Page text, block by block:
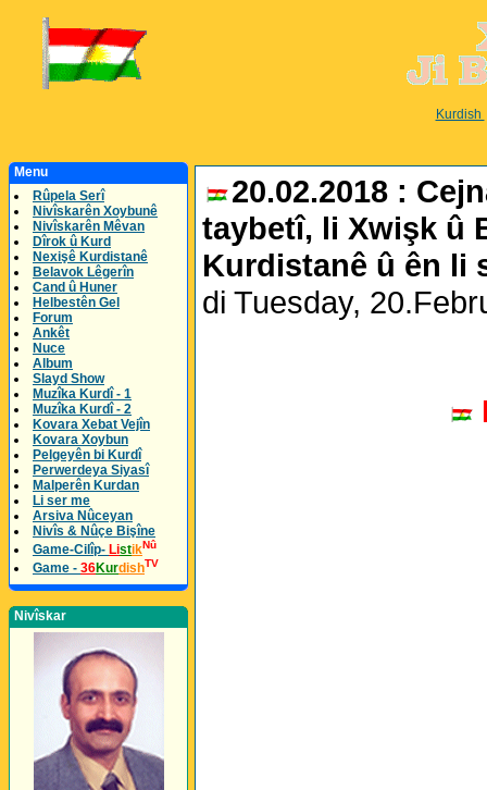
Kurdish
Menu
Rûpela Serî
Nivîskarên Xoybunê
Nivîskarên Mêvan
Dîrok û Kurd
Nexişê Kurdistanê
Belavok Lêgerîn
Cand û Huner
Helbestên Gel
Forum
Ankêt
Nuce
Album
Slayd Show
Muzîka Kurdî - 1
Muzîka Kurdî - 2
Kovara Xebat Vejîn
Kovara Xoybun
Pelgeyên bi Kurdî
Perwerdeya Siyasî
Malperên Kurdan
Li ser me
Arsiva Nûceyan
Nivîs & Nûçe Bişîne
Game-Cilîp- ListikNû
Game - 36KurdishTV
Nivîskar
20.02.2018 :
taybetî, li Xwişk û
Kurdistanê û ên li
di Tuesday,